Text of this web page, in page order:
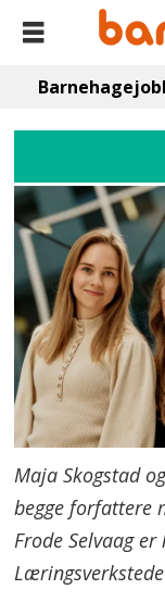
Maja Skogstad
begge forfattere
Frode Selvaag